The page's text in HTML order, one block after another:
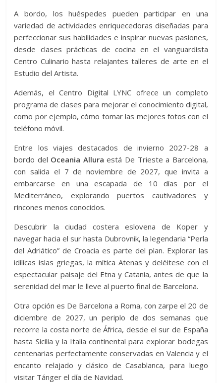
A bordo, los huéspedes pueden participar en una
variedad de actividades enriquecedoras diseñadas para
perfeccionar sus habilidades e inspirar nuevas pasiones,
desde clases prácticas de cocina en el vanguardista
Centro Culinario hasta relajantes talleres de arte en el
Estudio del Artista.
Además, el Centro Digital LYNC ofrece un completo
programa de clases para mejorar el conocimiento digital,
como por ejemplo, cómo tomar las mejores fotos con el
teléfono móvil.
Entre los viajes destacados de invierno 2027-28 a
bordo del Oceania Allura está De Trieste a Barcelona,
con salida el 7 de noviembre de 2027, que invita a
embarcarse en una escapada de 10 días por el
Mediterráneo, explorando puertos cautivadores y
rincones menos conocidos.
Descubrir la ciudad costera eslovena de Koper y
navegar hacia el sur hasta Dubrovnik, la legendaria “Perla
del Adriático” de Croacia es parte del plan. Explorar las
idílicas islas griegas, la mítica Atenas y deléitese con el
espectacular paisaje del Etna y Catania, antes de que la
serenidad del mar le lleve al puerto final de Barcelona.
Otra opción es De Barcelona a Roma, con zarpe el 20 de
diciembre de 2027, un periplo de dos semanas que
recorre la costa norte de África, desde el sur de España
hasta Sicilia y la Italia continental para explorar bodegas
centenarias perfectamente conservadas en Valencia y el
encanto relajado y clásico de Casablanca, para luego
visitar Tánger el día de Navidad.